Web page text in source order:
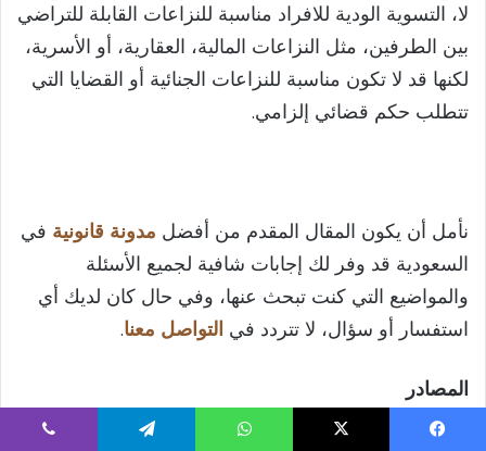
لا، التسوية الودية للافراد مناسبة للنزاعات القابلة للتراضي
بين الطرفين، مثل النزاعات المالية، العقارية، أو الأسرية،
لكنها قد لا تكون مناسبة للنزاعات الجنائية أو القضايا التي
تتطلب حكم قضائي إلزامي.
نأمل أن يكون المقال المقدم من أفضل مدونة قانونية في
السعودية قد وفر لك إجابات شافية لجميع الأسئلة
والمواضيع التي كنت تبحث عنها، وفي حال كان لديك أي
استفسار أو سؤال، لا تتردد في التواصل معنا.
المصادر